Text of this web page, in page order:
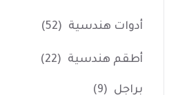
أدوات هندسية (52)
أطقم هندسية (22)
براجل (9)